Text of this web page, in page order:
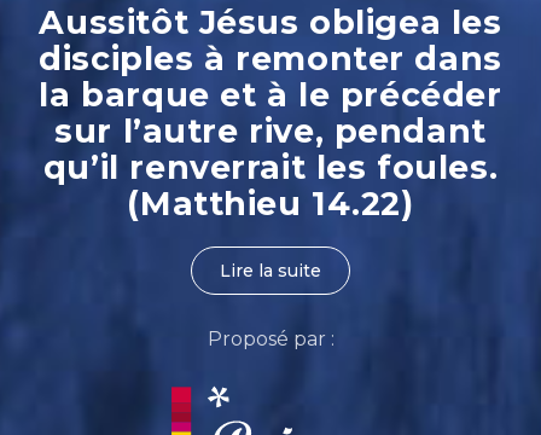
Aussitôt Jésus obligea les
disciples à remonter dans
la barque et à le précéder
sur l’autre rive, pendant
qu’il renverrait les foules.
(Matthieu 14.22)
Lire la suite
Proposé par :